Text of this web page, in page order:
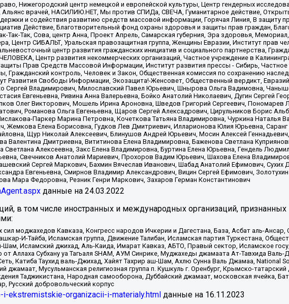
Нижегородский центр немецкой и европейской культуры, Центр гендерных
Альянс врачей, НАСИЛИЮ.НЕТ, Мы против СПИДа, СВЕЧА, Гуманитарное действие,
и содействия развитию средств массовой информации, Горячая Линия, В защиту
Действие, Благотворительный фонд охраны здоровья и защиты прав граждан,
Так-Так, Сова, центр Анна, Проект Апрель, Самарская губерния, Эра здоровья,
Центр СИБАЛЬТ, Уральская правозащитная группа, Женщины Евразии, Институт прав
центр развития гражданских инициатив и социального партнерства,
Центр развития некоммерческих организаций, Частное учреждение в
Прав Средств Массовой Информации, Институт развития прессы - Сибирь,
контроль, Человек и Закон, Общественная комиссия по сохранению
Развития Свободы Информации, Экозащита!-Женсовет, Общественный вердикт,
Сергей Владимирович, Милославский Павел Юрьевич, Шнырова Ольга Вадимовна,
Евгеньевна, Ривина Анна Валерьевна, Бойко Анатолий Николаевич, Дугин Сергей
Олег Викторович, Мошель Ирина Ароновна, Шведов Григорий Сергеевич, Пономарев
Романова Ольга Евгеньевна, Щаров Сергей Алексадрович, Цирульников Борис
Паркер Марина Петровна, Кочеткова Татьяна Владимировна, Чуркина Наталья
Жемкова Елена Борисовна, Гудков Лев Дмитриевич, Илларионова Юлия Юрьевна, Саранг
Щур Николай Алексеевич, Блинушов Андрей Юрьевич, Мосин Алексей
Валентина Дмитриевна, Вититинова Елена Владимировна, Баженова Светлана
Светлана Алексеевна, Закс Елена Владимировна, Буртина Елена Юрьевна, Гендель
Свечников Анатолий Мариевич, Прохоров Вадим Юрьевич, Шахова Елена
Сергей Маркович, Бахмин Вячеслав Иванович, Шабад Анатолий Ефимович, Сухих
Евгеньевна, Смирнов Владимир Александрович, Вицин Сергей Ефимович,
Мара Федоровна, Резник Генри Маркович, Захаров Герман Константинович
данные на 24.03.2022
в том числе иностранных и международных организаций, признанных
моджахедов Кавказа, Конгресс народов Ичкерии и Дагестана, База, Асбат аль-Ансар,
И-Тайба, Исламская группа, Движение Талибан, Исламская партия Туркестана,
Исламский джихад, Аль-Каида, Имарат Кавказ, АБТО, Правый сектор, Исламское
Аллаха Субхану уа Тагьаля SHAM, АУМ Синрике, Муджахеды джамаата Ат-Тавхида
Катиба Таухид валь-Джихад, Хайят Тахрир аш-Шам, Ахлю Сунна Валь Джамаа, National
джамаат, Мусульманская религиозная группа п. Кушкуль г. Оренбург, Крымско-
Таджикистана, Народная самооборона, Дуббайский джамаат, московская ячейка,
Русский добровольческий корпус
ekstremistskie-organizacii-i-materialy.html данные на 16.11.2023